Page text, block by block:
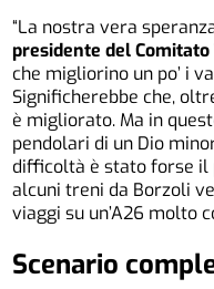
“La nostra vera
presidente del
che migliorino un po’ i
Significherebbe che,
è migliorato. Ma in
pendolari di un Dio
difficoltà è stato forse il
alcuni treni da Borzoli
viaggi su un’A26 molto
Scenario